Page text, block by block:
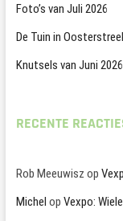
Foto’s van Juli 2026
De Tuin in
Knutsels van Juni 2026
RECENTE
Rob Meeuwisz op
Michel op Vexpo: